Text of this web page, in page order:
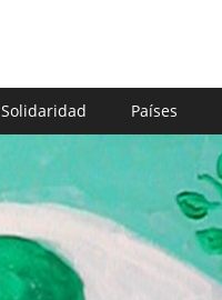
Solidaridad Países